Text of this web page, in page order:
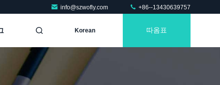
info@szwofly.com +86--13430639757
Korean 따옴표